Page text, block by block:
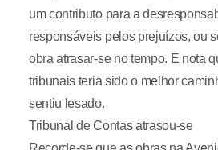
um contributo para a
responsáveis pelos prejuízos, ou
obra atrasar-se no tempo. E nota
tribunais teria sido o melhor
sentiu lesado.
Tribunal de Contas atrasou-se